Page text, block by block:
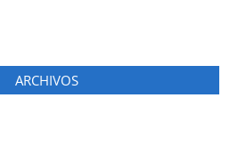
ARCHIVOS